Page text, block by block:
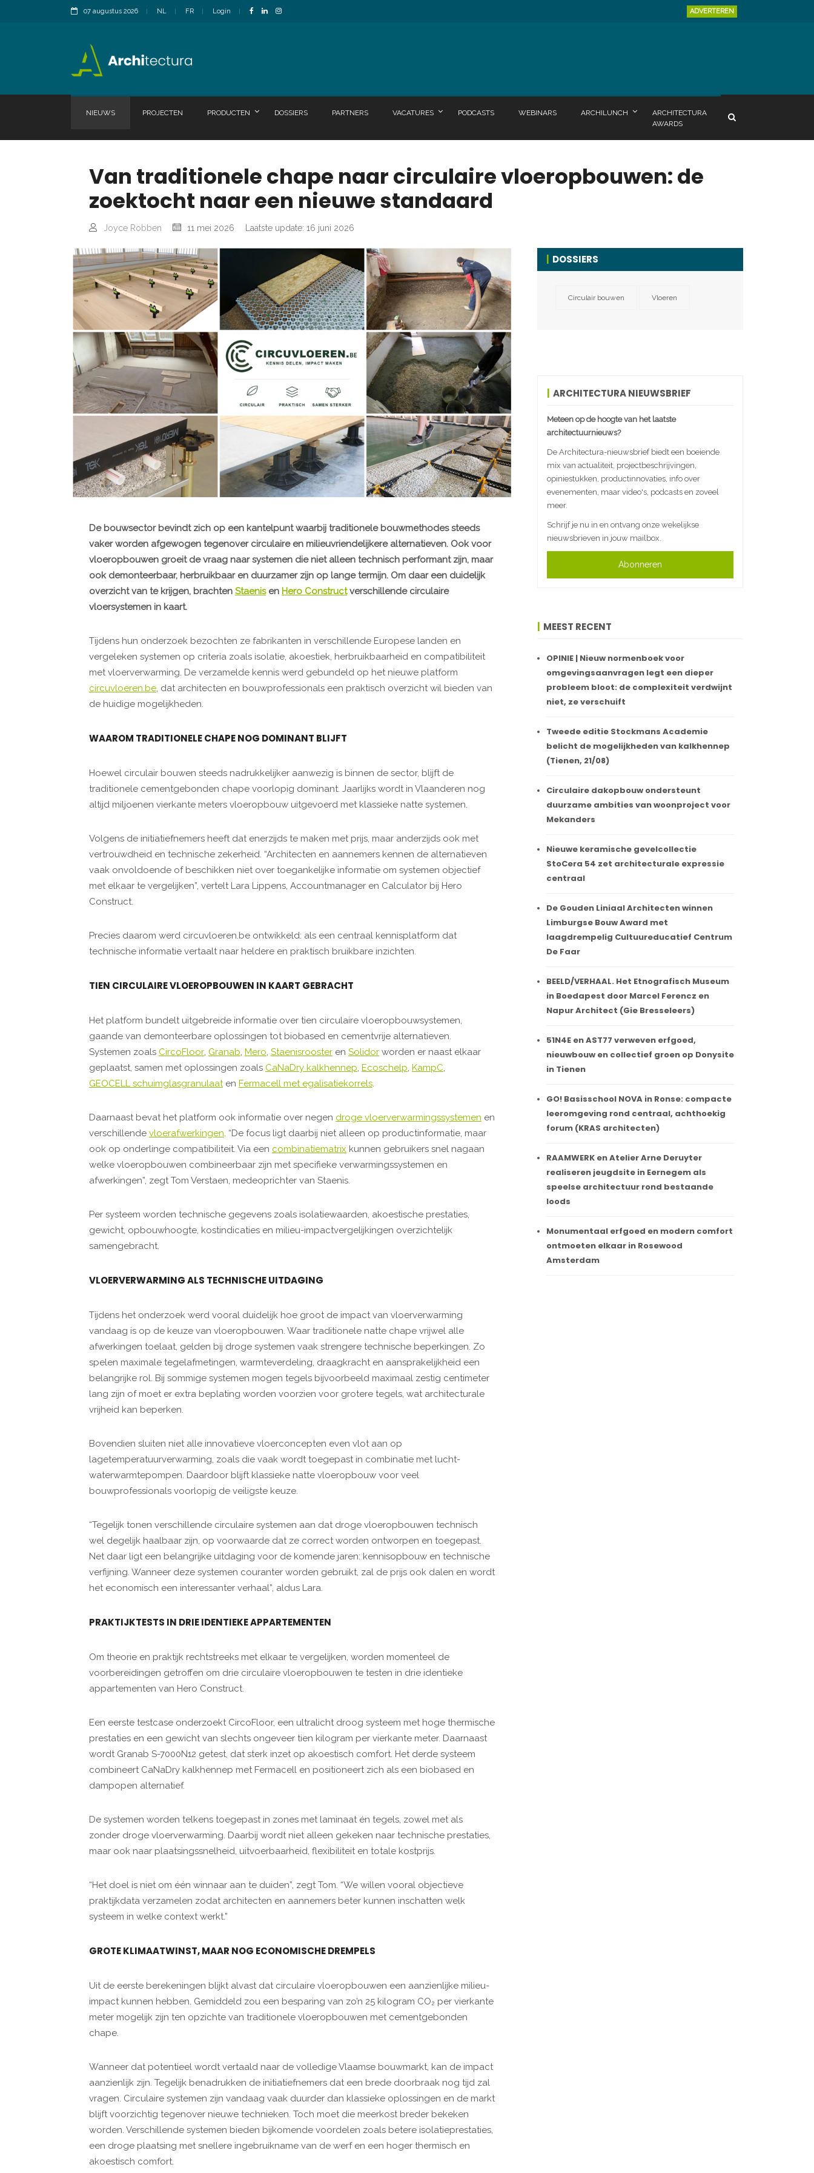
07 augustus 2026 NL FR Login ADVERTEREN
NIEUWS PROJECTEN PRODUCTEN DOSSIERS PARTNERS VACATURES PODCASTS WEBINARS ARCHILUNCH
ARCHITECTURA
AWARDS
Van traditionele chape naar circulaire vloeropbouwen: de
zoektocht naar een nieuwe standaard
Joyce Robben 11 mei 2026 Laatste update: 16 juni 2026
De bouwsector bevindt zich op een kantelpunt waarbij traditionele bouwmethodes steeds
vaker worden afgewogen tegenover circulaire en milieuvriendelijkere alternatieven. Ook voor
vloeropbouwen groeit de vraag naar systemen die niet alleen technisch performant zijn, maar
ook demonteerbaar, herbruikbaar en duurzamer zijn op lange termijn. Om daar een duidelijk
overzicht van te krijgen, brachten Staenisen Hero Constructverschillende circulaire
vloersystemen in kaart.
Tijdens hun onderzoek bezochten ze fabrikanten in verschillende Europese landen en
vergeleken systemen op criteria zoals isolatie, akoestiek, herbruikbaarheid en compatibiliteit
met vloerverwarming. De verzamelde kennis werd gebundeld op het nieuwe platform
circuvloeren.be, dat architecten en bouwprofessionals een praktisch overzicht wil bieden van
de huidige mogelijkheden.
WAAROM TRADITIONELE CHAPE NOG DOMINANT BLIJFT
Hoewel circulair bouwen steeds nadrukkelijker aanwezig is binnen de sector, blijft de
traditionele cementgebonden chape voorlopig dominant. Jaarlijks wordt in Vlaanderen nog
altijd miljoenen vierkante meters vloeropbouw uitgevoerd met klassieke natte systemen.
Volgens de initiatiefnemers heeft dat enerzijds te maken met prijs, maar anderzijds ook met
vertrouwdheid en technische zekerheid. “Architecten en aannemers kennen de alternatieven
vaak onvoldoende of beschikken niet over toegankelijke informatie om systemen objectief
met elkaar te vergelijken”, vertelt Lara Lippens, Accountmanager en Calculator bij Hero
Construct.
Precies daarom werd circuvloeren.be ontwikkeld: als een centraal kennisplatform dat
technische informatie vertaalt naar heldere en praktisch bruikbare inzichten.
TIEN CIRCULAIRE VLOEROPBOUWEN IN KAART GEBRACHT
Het platform bundelt uitgebreide informatie over tien circulaire vloeropbouwsystemen,
gaande van demonteerbare oplossingen tot biobased en cementvrije alternatieven.
Systemen zoals CircoFloor, Granab, Mero, Staenisrooster en Solidor worden er naast elkaar
geplaatst, samen met oplossingen zoals CaNaDry kalkhennep, Ecoschelp, KampC,
GEOCELL schuimglasgranulaaten Fermacell met egalisatiekorrels.
Daarnaast bevat het platform ook informatie over negen droge vloerverwarmingssystemen en
verschillende vloerafwerkingen. “De focus ligt daarbij niet alleen op productinformatie, maar
ook op onderlinge compatibiliteit. Via een combinatiematrix kunnen gebruikers snel nagaan
welke vloeropbouwen combineerbaar zijn met specifieke verwarmingssystemen en
afwerkingen”, zegt Tom Verstaen, medeoprichter van Staenis.
Per systeem worden technische gegevens zoals isolatiewaarden, akoestische prestaties,
gewicht, opbouwhoogte, kostindicaties en milieu-impactvergelijkingen overzichtelijk
samengebracht.
VLOERVERWARMING ALS TECHNISCHE UITDAGING
Tijdens het onderzoek werd vooral duidelijk hoe groot de impact van vloerverwarming
vandaag is op de keuze van vloeropbouwen. Waar traditionele natte chape vrijwel alle
afwerkingen toelaat, gelden bij droge systemen vaak strengere technische beperkingen. Zo
spelen maximale tegelafmetingen, warmteverdeling, draagkracht en aansprakelijkheid een
belangrijke rol. Bij sommige systemen mogen tegels bijvoorbeeld maximaal zestig centimeter
lang zijn of moet er extra beplating worden voorzien voor grotere tegels, wat architecturale
vrijheid kan beperken.
Bovendien sluiten niet alle innovatieve vloerconcepten even vlot aan op
lagetemperatuurverwarming, zoals die vaak wordt toegepast in combinatie met lucht-
waterwarmtepompen. Daardoor blijft klassieke natte vloeropbouw voor veel
bouwprofessionals voorlopig de veiligste keuze.
“Tegelijk tonen verschillende circulaire systemen aan dat droge vloeropbouwen technisch
wel degelijk haalbaar zijn, op voorwaarde dat ze correct worden ontworpen en toegepast.
Net daar ligt een belangrijke uitdaging voor de komende jaren: kennisopbouw en technische
verfijning. Wanneer deze systemen couranter worden gebruikt, zal de prijs ook dalen en wordt
het economisch een interessanter verhaal”, aldus Lara.
PRAKTIJKTESTS IN DRIE IDENTIEKE APPARTEMENTEN
Om theorie en praktijk rechtstreeks met elkaar te vergelijken, worden momenteel de
voorbereidingen getroffen om drie circulaire vloeropbouwen te testen in drie identieke
appartementen van Hero Construct.
Een eerste testcase onderzoekt CircoFloor, een ultralicht droog systeem met hoge thermische
prestaties en een gewicht van slechts ongeveer tien kilogram per vierkante meter. Daarnaast
wordt Granab S-7000N12 getest, dat sterk inzet op akoestisch comfort. Het derde systeem
combineert CaNaDry kalkhennep met Fermacell en positioneert zich als een biobased en
dampopen alternatief.
De systemen worden telkens toegepast in zones met laminaat én tegels, zowel met als
zonder droge vloerverwarming. Daarbij wordt niet alleen gekeken naar technische prestaties,
maar ook naar plaatsingssnelheid, uitvoerbaarheid, flexibiliteit en totale kostprijs.
“Het doel is niet om één winnaar aan te duiden”, zegt Tom. “We willen vooral objectieve
praktijkdata verzamelen zodat architecten en aannemers beter kunnen inschatten welk
systeem in welke context werkt.”
GROTE KLIMAATWINST, MAAR NOG ECONOMISCHE DREMPELS
Uit de eerste berekeningen blijkt alvast dat circulaire vloeropbouwen een aanzienlijke milieu-
impact kunnen hebben. Gemiddeld zou een besparing van zo’n 25 kilogram CO₂ per vierkante
meter mogelijk zijn ten opzichte van traditionele vloeropbouwen met cementgebonden
chape.
Wanneer dat potentieel wordt vertaald naar de volledige Vlaamse bouwmarkt, kan de impact
aanzienlijk zijn. Tegelijk benadrukken de initiatiefnemers dat een brede doorbraak nog tijd zal
vragen. Circulaire systemen zijn vandaag vaak duurder dan klassieke oplossingen en de markt
blijft voorzichtig tegenover nieuwe technieken. Toch moet die meerkost breder bekeken
worden. Verschillende systemen bieden bijkomende voordelen zoals betere isolatieprestaties,
een droge plaatsing met snellere ingebruikname van de werf en een hoger thermisch en
akoestisch comfort.
DOSSIERS
Circulair bouwen Vloeren
ARCHITECTURA NIEUWSBRIEF
Meteen op de hoogte van het laatste
architectuurnieuws?
De Architectura-nieuwsbrief biedt een boeiende
mix van actualiteit, projectbeschrijvingen,
opiniestukken, productinnovaties, info over
evenementen, maar video's, podcasts en zoveel
meer.
Schrijf je nu in en ontvang onze wekelijkse
nieuwsbrieven in jouw mailbox.
Abonneren
MEEST RECENT
OPINIE | Nieuw normenboek voor
omgevingsaanvragen legt een dieper
probleem bloot: de complexiteit verdwijnt
niet, ze verschuift
Tweede editie Stockmans Academie
belicht de mogelijkheden van kalkhennep
(Tienen, 21/08)
Circulaire dakopbouw ondersteunt
duurzame ambities van woonproject voor
Mekanders
Nieuwe keramische gevelcollectie
StoCera 54 zet architecturale expressie
centraal
De Gouden Liniaal Architecten winnen
Limburgse Bouw Award met
laagdrempelig Cultuureducatief Centrum
De Faar
BEELD/VERHAAL. Het Etnografisch Museum
in Boedapest door Marcel Ferencz en
Napur Architect (Gie Bresseleers)
51N4E en AST77 verweven erfgoed,
nieuwbouw en collectief groen op Donysite
in Tienen
GO! Basisschool NOVA in Ronse: compacte
leeromgeving rond centraal, achthoekig
forum (KRAS architecten)
RAAMWERK en Atelier Arne Deruyter
realiseren jeugdsite in Eernegem als
speelse architectuur rond bestaande
loods
Monumentaal erfgoed en modern comfort
ontmoeten elkaar in Rosewood
Amsterdam